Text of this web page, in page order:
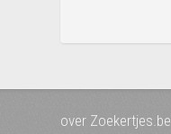
over Zoekertjes.be